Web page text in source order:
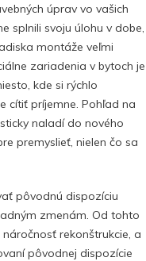
úprav vo vašich
splnili svoju úlohu v dobe,
montáže veľmi
zariadenia v bytoch je
kde si rýchlo
cítiť príjemne. Pohľad na
naladí do nového
premyslieť, nielen čo sa
pôvodnú dispozíciu
zmenám. Od tohto
rekonštrukcie, a
pôvodnej dispozície